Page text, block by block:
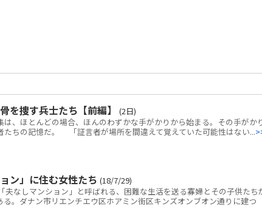
を捜す兵士たち【前編】
(2日)
、ほとんどの場合、ほんのわずかな手がかりから始まる。その手がか
たちの記憶だ。 「証言者が場所を間違えて覚えていた可能性はない...
ン」に住む女性たち (18/7/29)
なしマンション」と呼ばれる、困難な生活を送る寡婦とその子供たち
。ダナン市リエンチエウ区ホアミン街区キンズオンブオン通りに建つ